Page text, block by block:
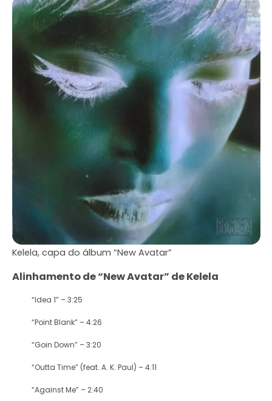
Kelela, capa do álbum “New Avatar”
Alinhamento de “New Avatar” de Kelela
“Idea 1” – 3:25
“Point Blank” – 4:26
“Goin Down” – 3:20
“Outta Time” (feat. A. K. Paul) – 4:11
“Against Me” – 2:40